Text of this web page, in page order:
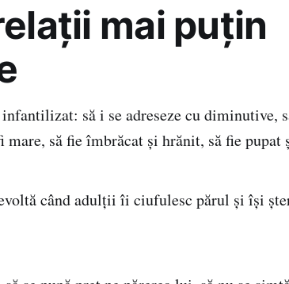
mai puţin
să i se adreseze cu diminutive,
să fie îmbrăcat şi hrănit, să fie
când adulţii îi ciufulesc părul și îşi